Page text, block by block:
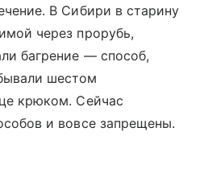
В Сибири в старину
через прорубь,
багрение — способ,
шестом
крюком. Сейчас
и вовсе запрещены.